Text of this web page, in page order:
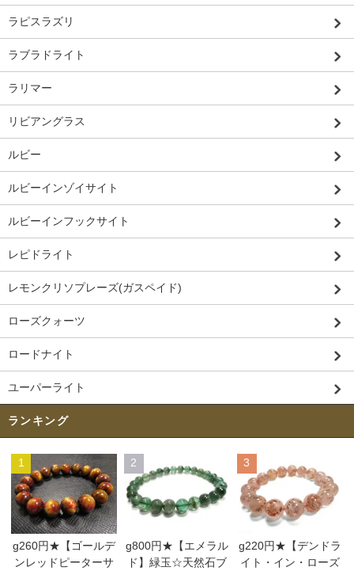
ラピスラズリ
ラブラドライト
ラリマー
リビアングラス
ルビー
ルビーインゾイサイト
ルビーインフックサイト
レピドライト
レモンクリソプレーズ(ガスペイド)
ローズクォーツ
ロードナイト
ユーパーライト
ランキング
1
g260円★【ゴールデ
ンレッドピーターサ
2
g800円★【エメラル
ド】緑玉☆天然石ブ
3
g220円★【デンドラ
イト・イン・ローズ